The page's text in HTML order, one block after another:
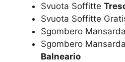
Svuota Soffitte
Svuota Soffitte
Sgombero Mansarda
Sgombero
Balneario